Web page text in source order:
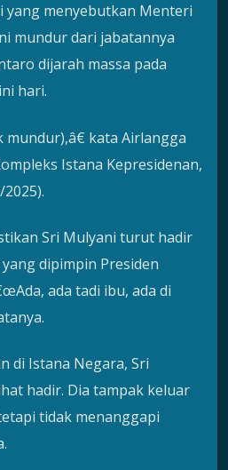
yang menyebutkan Menteri
mundur dari jabatannya
dijarah massa pada
hari.
kata Airlangga
Istana Kepresidenan,
Sri Mulyani turut hadir
dipimpin Presiden
ada tadi ibu, ada di
di Istana Negara, Sri
hadir. Dia tampak keluar
tidak menanggapi